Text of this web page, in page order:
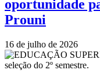
oportunidade
Prouni
16 de julho de 2026